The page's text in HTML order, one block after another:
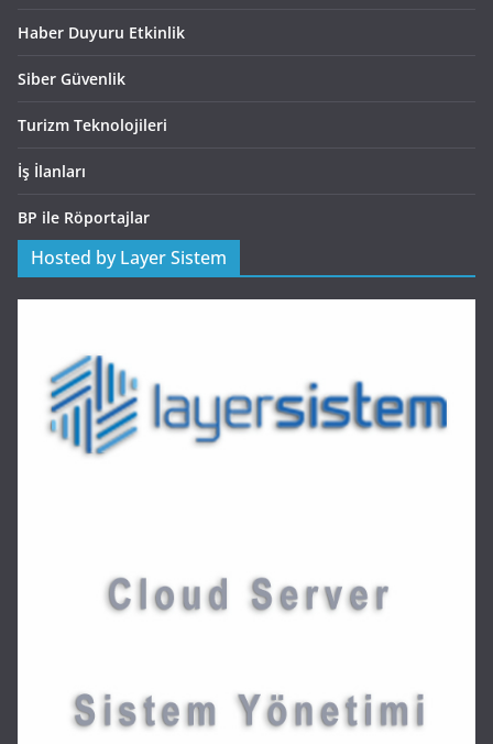
Haber Duyuru Etkinlik
Siber Güvenlik
Turizm Teknolojileri
İş İlanları
BP ile Röportajlar
Hosted by Layer Sistem